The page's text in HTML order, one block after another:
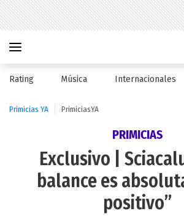
Rating Música Internacionales
Primicias YA PrimiciasYA
PRIMICIAS
Exclusivo |
balance es
positivo”